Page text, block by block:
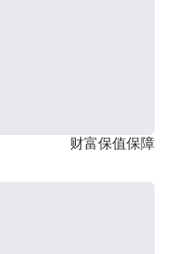
财富保值保障